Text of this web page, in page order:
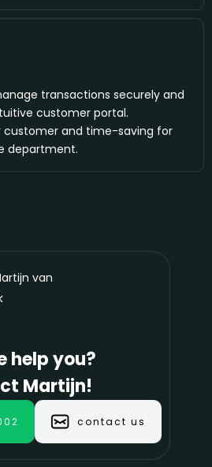
transactions securely and
customer portal.
customer and time-saving for
department.
help you?
Martijn!
contact us